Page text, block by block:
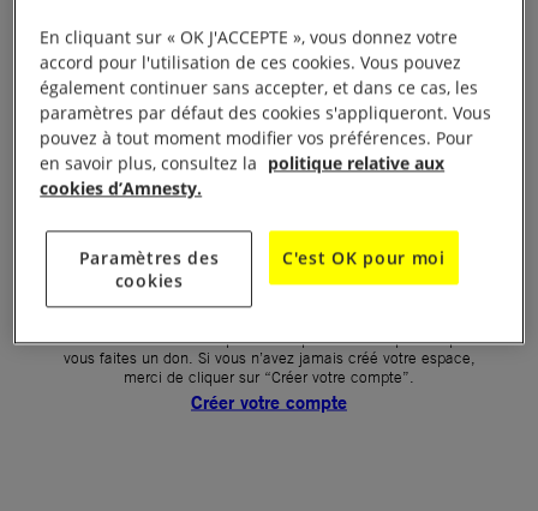
Mot de passe oublié ?
Un problème de connexion ?
Première connexion ?
La création de votre espace n’est pas automatique lorsque
vous faites un don. Si vous n’avez jamais créé votre espace,
merci de cliquer sur “Créer votre compte”.
Créer votre compte
En cliquant sur « OK J'ACCEPTE », vous donnez votre
accord pour l'utilisation de ces cookies. Vous pouvez
également continuer sans accepter, et dans ce cas, les
paramètres par défaut des cookies s'appliqueront. Vous
pouvez à tout moment modifier vos préférences. Pour
en savoir plus, consultez la politique relative aux
cookies d’Amnesty.
Paramètres des
cookies
C'est OK pour moi